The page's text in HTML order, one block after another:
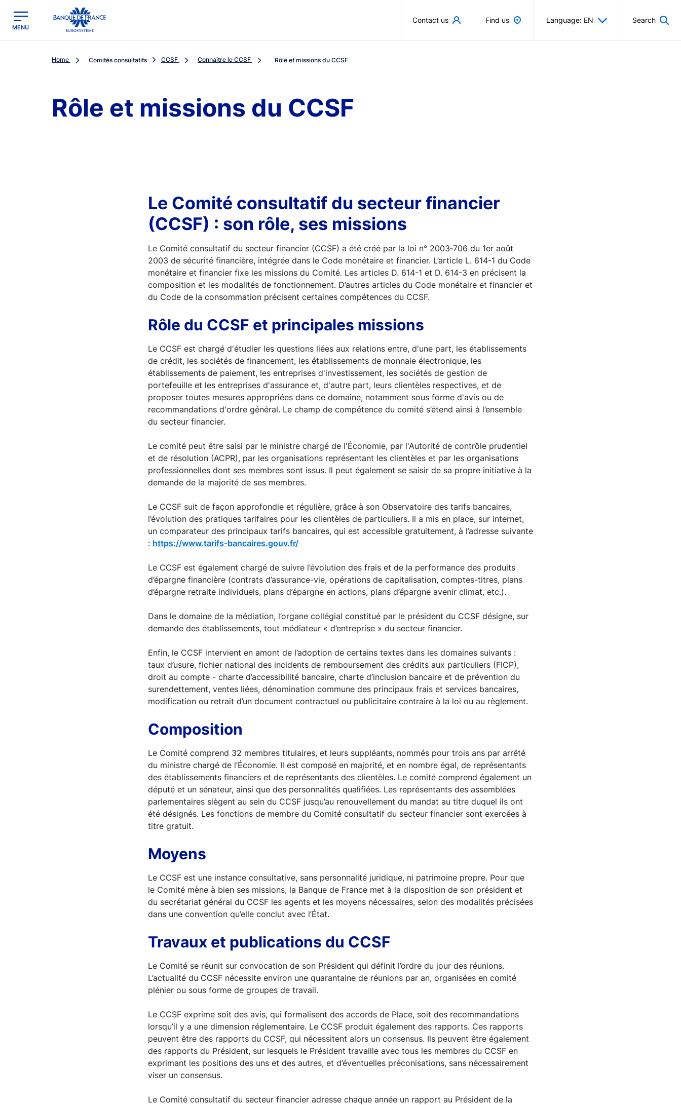
Banque de France - Menu Principal
MENU
Contact us Find us Language: EN Search
Home Comités consultatifs CCSF Connaitre le CCSF Rôle et missions du CCSF
Rôle et missions du CCSF
Le Comité consultatif du secteur financier
(CCSF) : son rôle, ses missions
Le Comité consultatif du secteur financier (CCSF) a été créé par la loi n° 2003‑706 du 1er août
2003 de sécurité financière, intégrée dans le Code monétaire et financier. L’article L. 614-1 du Code
monétaire et financier fixe les missions du Comité. Les articles D. 614-1 et D. 614-3 en précisent la
composition et les modalités de fonctionnement. D’autres articles du Code monétaire et financier et
du Code de la consommation précisent certaines compétences du CCSF.
Rôle du CCSF et principales missions
Le CCSF est chargé d'étudier les questions liées aux relations entre, d'une part, les établissements
de crédit, les sociétés de financement, les établissements de monnaie électronique, les
établissements de paiement, les entreprises d'investissement, les sociétés de gestion de
portefeuille et les entreprises d'assurance et, d'autre part, leurs clientèles respectives, et de
proposer toutes mesures appropriées dans ce domaine, notamment sous forme d'avis ou de
recommandations d'ordre général. Le champ de compétence du comité s’étend ainsi à l’ensemble
du secteur financier.
Le comité peut être saisi par le ministre chargé de l'Économie, par l'Autorité de contrôle prudentiel
et de résolution (ACPR), par les organisations représentant les clientèles et par les organisations
professionnelles dont ses membres sont issus. Il peut également se saisir de sa propre initiative à la
demande de la majorité de ses membres.
Le CCSF suit de façon approfondie et régulière, grâce à son Observatoire des tarifs bancaires,
l’évolution des pratiques tarifaires pour les clientèles de particuliers. Il a mis en place, sur internet,
un comparateur des principaux tarifs bancaires, qui est accessible gratuitement, à l’adresse suivante
: https://www.tarifs-bancaires.gouv.fr/
Le CCSF est également chargé de suivre l’évolution des frais et de la performance des produits
d’épargne financière (contrats d’assurance-vie, opérations de capitalisation, comptes-titres, plans
d’épargne retraite individuels, plans d’épargne en actions, plans d’épargne avenir climat, etc.).
Dans le domaine de la médiation, l’organe collégial constitué par le président du CCSF désigne, sur
demande des établissements, tout médiateur « d’entreprise » du secteur financier.
Enfin, le CCSF intervient en amont de l’adoption de certains textes dans les domaines suivants :
taux d’usure, fichier national des incidents de remboursement des crédits aux particuliers (FICP),
droit au compte - charte d’accessibilité bancaire, charte d’inclusion bancaire et de prévention du
surendettement, ventes liées, dénomination commune des principaux frais et services bancaires,
modification ou retrait d’un document contractuel ou publicitaire contraire à la loi ou au règlement.
Composition
Le Comité comprend 32 membres titulaires, et leurs suppléants, nommés pour trois ans par arrêté
du ministre chargé de l’Économie. Il est composé en majorité, et en nombre égal, de représentants
des établissements financiers et de représentants des clientèles. Le comité comprend également un
député et un sénateur, ainsi que des personnalités qualifiées. Les représentants des assemblées
parlementaires siègent au sein du CCSF jusqu’au renouvellement du mandat au titre duquel ils ont
été désignés. Les fonctions de membre du Comité consultatif du secteur financier sont exercées à
titre gratuit.
Moyens
Le CCSF est une instance consultative, sans personnalité juridique, ni patrimoine propre. Pour que
le Comité mène à bien ses missions, la Banque de France met à la disposition de son président et
du secrétariat général du CCSF les agents et les moyens nécessaires, selon des modalités précisées
dans une convention qu’elle conclut avec l’État.
Travaux et publications du CCSF
Le Comité se réunit sur convocation de son Président qui définit l’ordre du jour des réunions.
L’actualité du CCSF nécessite environ une quarantaine de réunions par an, organisées en comité
plénier ou sous forme de groupes de travail.
Le CCSF exprime soit des avis, qui formalisent des accords de Place, soit des recommandations
lorsqu’il y a une dimension réglementaire. Le CCSF produit également des rapports. Ces rapports
peuvent être des rapports du CCSF, qui nécessitent alors un consensus. Ils peuvent être également
des rapports du Président, sur lesquels le Président travaille avec tous les membres du CCSF en
exprimant les positions des uns et des autres, et d’éventuelles préconisations, sans nécessairement
viser un consensus.
Le Comité consultatif du secteur financier adresse chaque année un rapport au Président de la